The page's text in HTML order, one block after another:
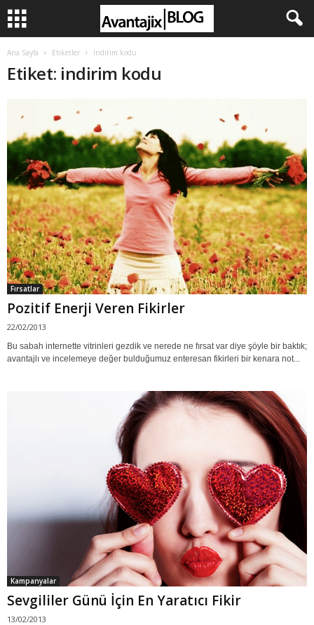
Ana Sayfa Etiketler Indirim kodu
Etiket: indirim kodu
Fırsatlar
Pozitif Enerji Veren Fikirler
22/02/2013
Bu sabah internette vitrinleri gezdik ve nerede ne fırsat var diye şöyle bir baktık;
avantajlı ve incelemeye değer bulduğumuz enteresan fikirleri bir kenara not...
Kampanyalar
Sevgililer Günü İçin En Yaratıcı Fikir
13/02/2013